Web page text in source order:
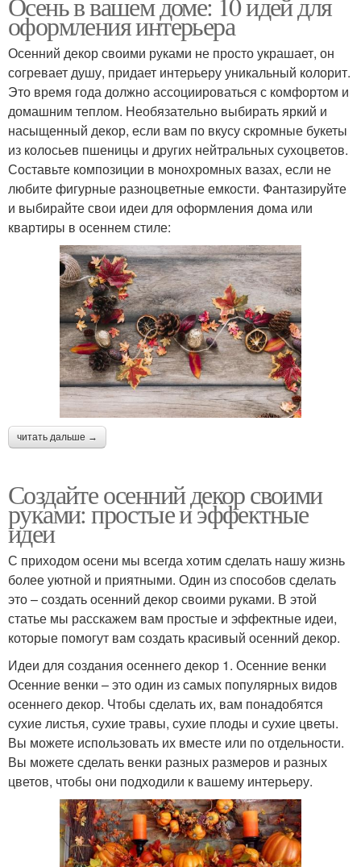
оформления интерьера
Осенний декор своими руками не просто украшает, он
согревает душу, придает интерьеру уникальный колорит.
Это время года должно ассоциироваться с комфортом и
домашним теплом. Необязательно выбирать яркий и
насыщенный декор, если вам по вкусу скромные букеты
из колосьев пшеницы и других нейтральных сухоцветов.
Составьте композиции в монохромных вазах, если не
любите фигурные разноцветные емкости. Фантазируйте
и выбирайте свои идеи для оформления дома или
квартиры в осеннем стиле:
читать дальше →
Создайте осенний декор своими
руками: простые и эффектные
идеи
С приходом осени мы всегда хотим сделать нашу жизнь
более уютной и приятными. Один из способов сделать
это – создать осенний декор своими руками. В этой
статье мы расскажем вам простые и эффектные идеи,
которые помогут вам создать красивый осенний декор.
Идеи для создания осеннего декор 1. Осенние венки
Осенние венки – это один из самых популярных видов
осеннего декор. Чтобы сделать их, вам понадобятся
сухие листья, сухие травы, сухие плоды и сухие цветы.
Вы можете использовать их вместе или по отдельности.
Вы можете сделать венки разных размеров и разных
цветов, чтобы они подходили к вашему интерьеру.